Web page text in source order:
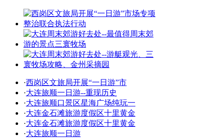
·西岗区文旅局开展“一日游”市
·大连旅顺一日游--重现历史
·大连旅顺口景区星海广场纯玩一
·大连金石滩旅游度假区十里黄金
·大连金石滩旅游度假区十里黄金
·大连旅顺一日游